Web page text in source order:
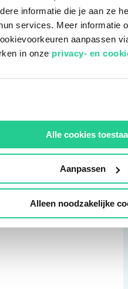
informatie die je aan ze
services. Meer informatie
aanpassen
in onze privacy- en
Alle cookies
Aanpassen
Alleen noodzakelijke
559